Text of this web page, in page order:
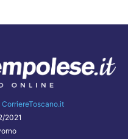
CorriereToscano.it
2021